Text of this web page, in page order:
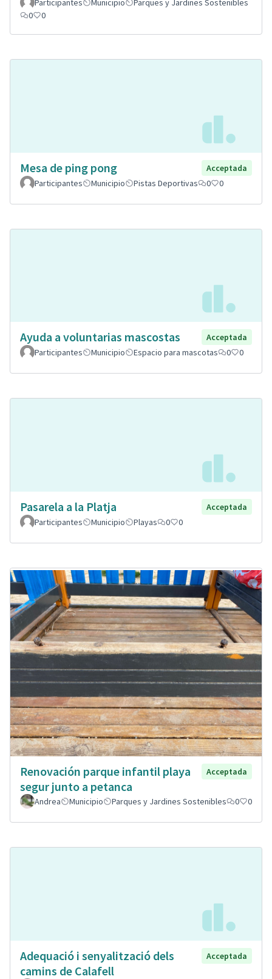
Participantes Municipio
Parques y Jardines Sostenibles
0
0
Mesa de ping pong
Acceptada
Participantes
Municipio Pistas Deportivas 0 0
Ayuda a voluntarias mascostas
Acceptada
Participantes
Municipio Espacio para mascotas 0 0
Pasarela a la Platja
Acceptada
Participantes
Municipio Playas 0 0
Renovación parque infantil playa
segur junto a petanca
Acceptada
Andrea Municipio Parques y Jardines Sostenibles 0 0
Adequació i senyalització dels
camins de Calafell
Acceptada